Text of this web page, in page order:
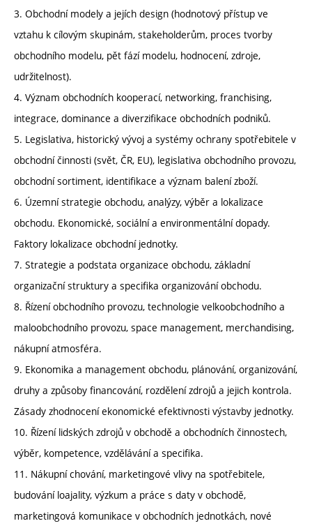
3. Obchodní modely a jejích design (hodnotový přístup ve
vztahu k cílovým skupinám, stakeholderům, proces tvorby
obchodního modelu, pět fází modelu, hodnocení, zdroje,
udržitelnost).
4. Význam obchodních kooperací, networking, franchising,
integrace, dominance a diverzifikace obchodních podniků.
5. Legislativa, historický vývoj a systémy ochrany spotřebitele v
obchodní činnosti (svět, ČR, EU), legislativa obchodního provozu,
obchodní sortiment, identifikace a význam balení zboží.
6. Územní strategie obchodu, analýzy, výběr a lokalizace
obchodu. Ekonomické, sociální a environmentální dopady.
Faktory lokalizace obchodní jednotky.
7. Strategie a podstata organizace obchodu, základní
organizační struktury a specifika organizování obchodu.
8. Řízení obchodního provozu, technologie velkoobchodního a
maloobchodního provozu, space management, merchandising,
nákupní atmosféra.
9. Ekonomika a management obchodu, plánování, organizování,
druhy a způsoby financování, rozdělení zdrojů a jejich kontrola.
Zásady zhodnocení ekonomické efektivnosti výstavby jednotky.
10. Řízení lidských zdrojů v obchodě a obchodních činnostech,
výběr, kompetence, vzdělávání a specifika.
11. Nákupní chování, marketingové vlivy na spotřebitele,
budování loajality, výzkum a práce s daty v obchodě,
marketingová komunikace v obchodních jednotkách, nové